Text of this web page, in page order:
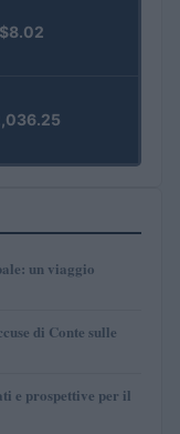
$8.02
un viaggio
di Conte sulle
e prospettive per il